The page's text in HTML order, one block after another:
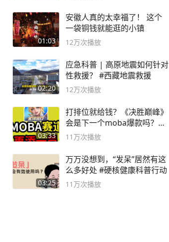
01:03
安徽人真的太幸福了！ 这个
一袋铜钱就能逛的小镇
12万次播放
02:20
应急科普 | 高原地震如何针对
性救援？ #西藏地震救援
12万次播放
03:33
打排位就给钱？《决胜巅峰》
会是下一个moba爆款吗？#
决胜巅峰
11万次播放
03:25
万万没想到，“发呆”居然有这
么多好处 #硬核健康科普行动
11万次播放